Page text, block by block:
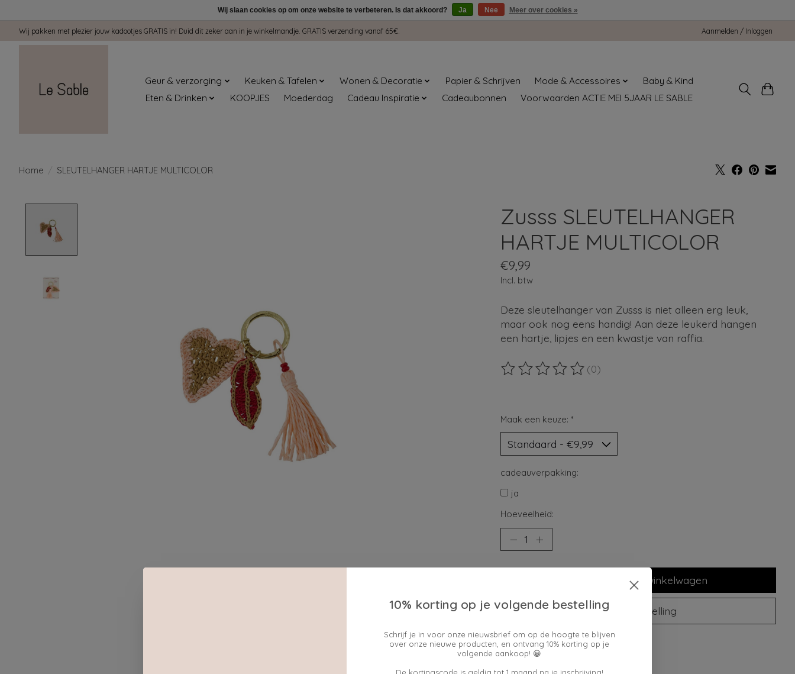
Wij pakken met plezier jouw kadootjes GRATIS in! Duid dit zeker aan in je winkelmandje. GRATIS verzending vanaf 65€. Aanmelden / Inloggen
Geur & verzorging Keuken & Tafelen Wonen & Decoratie Papier & Schrijven Mode & Accessoires
Baby & Kind
Eten & Drinken
KOOPJES Moederdag Cadeau Inspiratie Cadeaubonnen Voorwaarden ACTIE MEI 5JAAR LE SABLE
Home / SLEUTELHANGER HARTJE MULTICOLOR
Zusss SLEUTELHANGER
HARTJE MULTICOLOR
€9,99
Incl. btw
Deze sleutelhanger van Zusss is niet alleen erg leuk,
maar ook nog eens handig! Aan deze leukerd hangen
een hartje, lipjes en een kwastje van raffia.
De beoordeling van dit product is
(0)
Maak een keuze: *
cadeauverpakking:
ja
Hoeveelheid:
Toevoegen aan winkelwagen
Plaats bestelling
Toevoegen om te vergelijken
Wij slaan cookies op om onze website te verbeteren. Is dat akkoord? Ja Nee Meer over cookies »
10% korting op je volgende bestelling
Schrijf je in voor onze nieuwsbrief om op de hoogte te blijven
over onze nieuwe producten, en ontvang 10% korting op je
volgende aankoop! 😀
De kortingscode is geldig tot 1 maand na je inschrijving!